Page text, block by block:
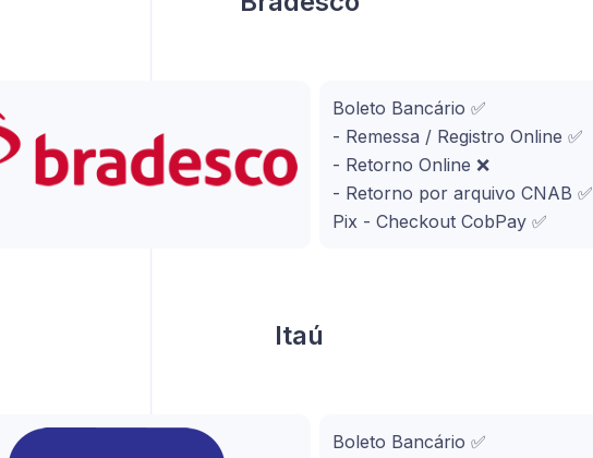
Boleto Bancário ✅
- Remessa / Registro Online ✅
- Retorno Online ❌
- Retorno por arquivo CNAB ✅
Pix - Checkout CobPay ✅
Itaú
Boleto Bancário ✅